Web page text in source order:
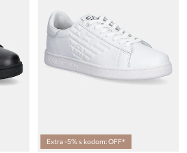
Extra -5% s kodom: OFF*